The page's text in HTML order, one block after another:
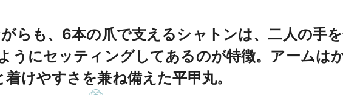
らも、6本の爪で支えるシャトンは、二人の手
うにセッティングしてあるのが特徴。アームは
着けやすさを兼ね備えた平甲丸。